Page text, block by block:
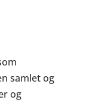
samlet og
og